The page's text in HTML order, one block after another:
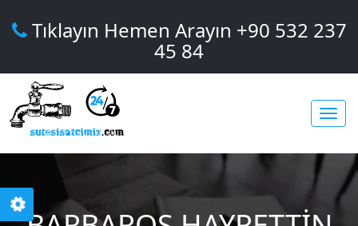
Tıklayın Hemen Arayın +90 532 237
45 84